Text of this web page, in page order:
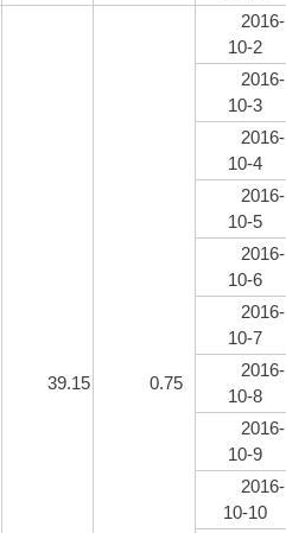
39.15 0.75
2016-
10-2
2016-
10-3
2016-
10-4
2016-
10-5
2016-
10-6
2016-
10-7
2016-
10-8
2016-
10-9
2016-
10-10